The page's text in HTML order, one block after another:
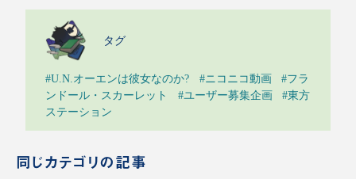
タグ
#U.N.オーエンは彼女なのか? #ニコニコ動画
#フラ
ンドール・スカーレット
#ユーザー募集企画
#東方
ステーション
同じカテゴリの記事